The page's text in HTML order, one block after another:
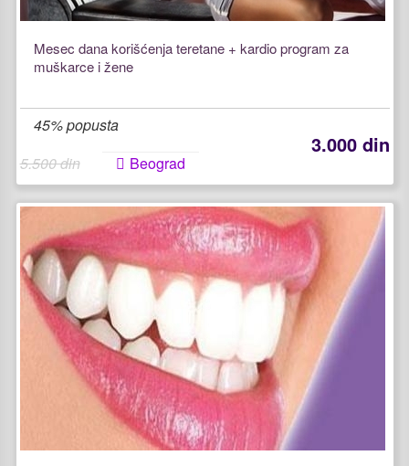
Mesec dana korišćenja teretane + kardio program za
muškarce i žene
45% popusta
3.000 din
5.500 din Beograd